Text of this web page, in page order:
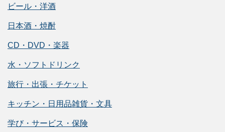
ビール・洋酒
日本酒・焼酎
CD・DVD・楽器
水・ソフトドリンク
旅行・出張・チケット
キッチン・日用品雑貨・文具
学び・サービス・保険